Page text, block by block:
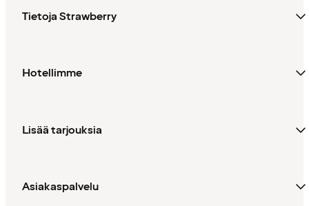
Tietoja Strawberry
Hotellimme
Lisää tarjouksia
Asiakaspalvelu